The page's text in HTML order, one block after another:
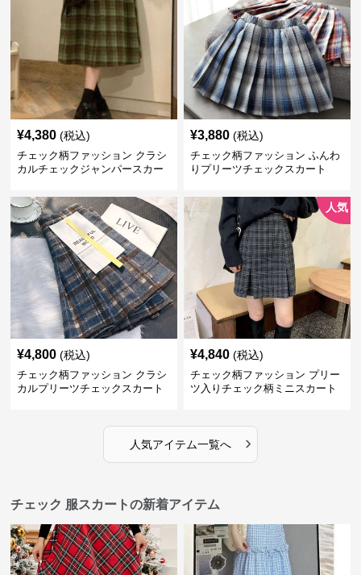
¥4,380 (税込)
チェック柄ファッション クラシ
カルチェックジャンパースカー
¥3,880 (税込)
チェック柄ファッション ふんわ
りプリーツチェックスカート
¥4,800 (税込)
チェック柄ファッション クラシ
カルプリーツチェックスカート
人気
¥4,840 (税込)
チェック柄ファッション プリー
ツ入りチェック柄ミニスカート
人気アイテム一覧へ ›
チェック 服スカートの新着アイテム